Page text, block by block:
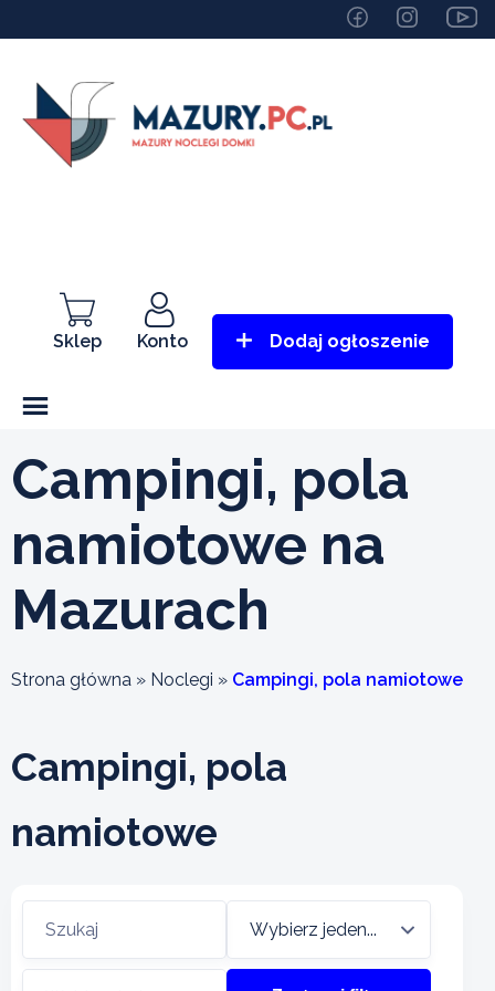
Sklep Konto Dodaj ogłoszenie
Campingi, pola
namiotowe na
Mazurach
Strona główna » Noclegi » Campingi, pola namiotowe
Campingi, pola
namiotowe